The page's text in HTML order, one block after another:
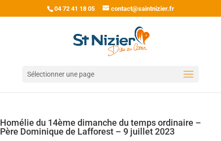
04 72 41 18 05 contact@saintnizier.fr
Sélectionner une page
Homélie du 14ème dimanche du temps ordinaire –
Père Dominique de Lafforest – 9 juillet 2023